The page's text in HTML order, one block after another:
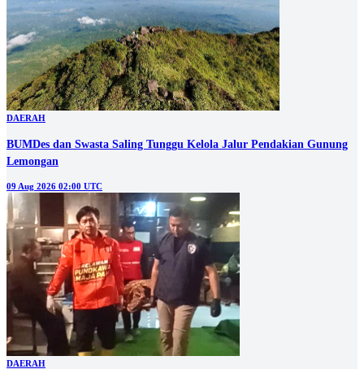
DAERAH
BUMDes dan Swasta Saling Tunggu Kelola Jalur Pendakian Gunung
Lemongan
09 Aug 2026 02:00 UTC
DAERAH